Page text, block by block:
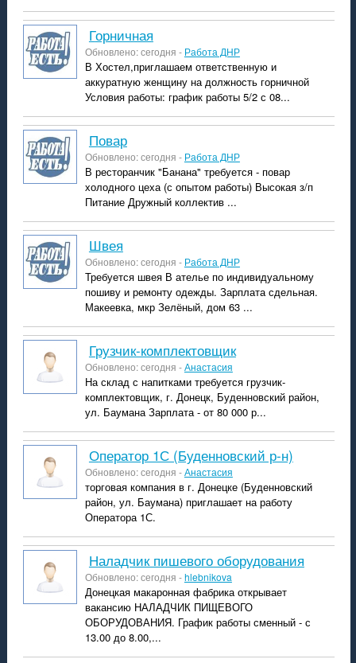
горничная
Обновлено: сегодня - Работа ДНР
В Хостел,приглашаем ответственную и
аккуратную женщину на должность горничной
Условия работы: график работы 5/2 с 08...
повар
Обновлено: сегодня - Работа ДНР
В ресторанчик "Банана" требуется - повар
холодного цеха (с опытом работы) Высокая з/п
Питание Дружный коллектив ...
швея
Обновлено: сегодня - Работа ДНР
Требуется швея В ателье по индивидуальному
пошиву и ремонту одежды. Зарплата сдельная.
Макеевка, мкр Зелёный, дом 63 ...
Грузчик-комплектовщик
Обновлено: сегодня -Анастасия
На склад с напитками требуется грузчик-
комплектовщик, г. Донецк, Буденновский район,
ул. Баумана Зарплата - от 80 000 р...
Оператор 1С (Буденновский р-н)
Обновлено: сегодня -Анастасия
торговая компания в г. Донецке (Буденновский
район, ул. Баумана) приглашает на работу
Оператора 1С.
Наладчик пишевого оборудования
Обновлено: сегодня -hlebnikova
Донецкая макаронная фабрика открывает
вакансию НАЛАДЧИК ПИЩЕВОГО
ОБОРУДОВАНИЯ. График работы сменный - с
13.00 до 8.00,...